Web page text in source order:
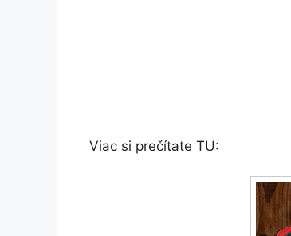
Viac si prečítate TU: